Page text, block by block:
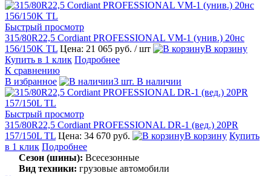
Быстрый просмотр
315/80R22,5 Cordiant PROFESSIONAL VM-1 (унив.) 20нс
156/150K TL Цена: 21 065 руб. / шт
В корзину
Купить в 1 клик Подробнее
К сравнению
В избранное
3 шт. В наличии
Быстрый просмотр
315/80R22,5 Cordiant PROFESSIONAL DR-1 (вед.) 20PR
157/150L TL Цена: 34 670 руб. В корзину Купить
в 1 клик Подробнее
Сезон (шины): Всесезонные
Вид техники: грузовые автомобили